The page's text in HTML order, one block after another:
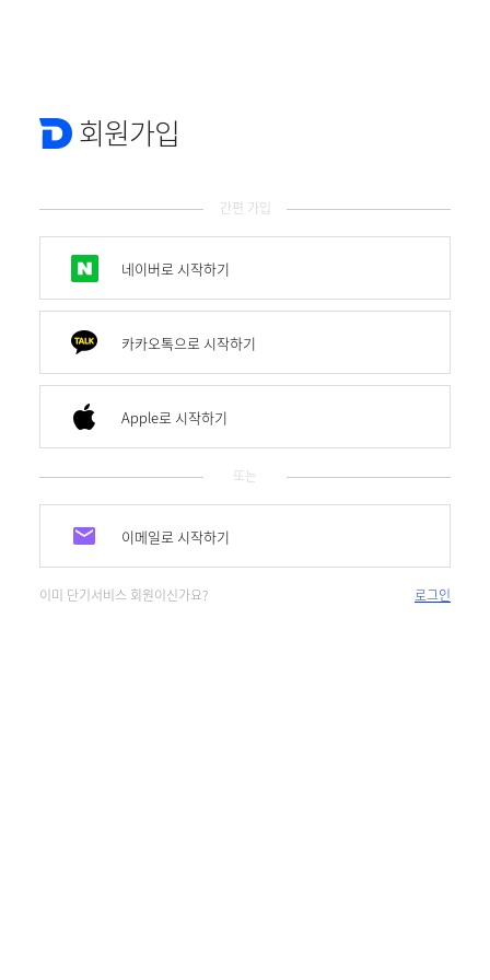
회원가입
간편 가입
네이버로 시작하기
카카오톡으로 시작하기
Apple로 시작하기
또는
이메일로 시작하기
이미 단기서비스 회원이신가요? 로그인